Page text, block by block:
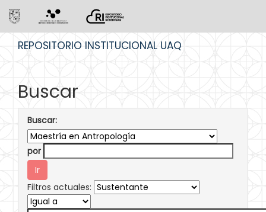
REPOSITORIO INSTITUCIONAL UAQ
Buscar
Buscar:
por
Filtros actuales: